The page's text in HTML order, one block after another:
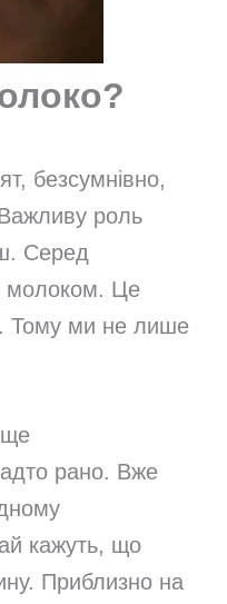
безсумнівно,
роль
Серед
молоком. Це
Тому ми не лише
рано. Вже
кажуть, що
Приблизно на